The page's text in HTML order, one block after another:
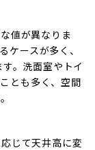
値が異なりま
ースが多く、
。洗面室やトイ
とも多く、空間
じて天井高に変